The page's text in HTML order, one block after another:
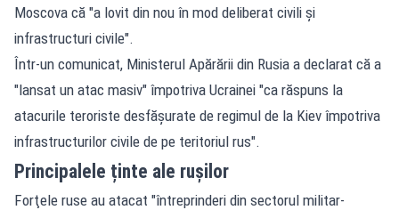
Moscova că "a lovit din nou în mod deliberat civili şi
infrastructuri civile".
Într-un comunicat, Ministerul Apărării din Rusia a declarat că a
"lansat un atac masiv" împotriva Ucrainei "ca răspuns la
atacurile teroriste desfăşurate de regimul de la Kiev împotriva
infrastructurilor civile de pe teritoriul rus".
Principalele ținte ale rușilor
Forţele ruse au atacat "întreprinderi din sectorul militar-